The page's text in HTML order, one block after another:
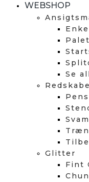
WEBSHOP
Se
Glitter
Fint